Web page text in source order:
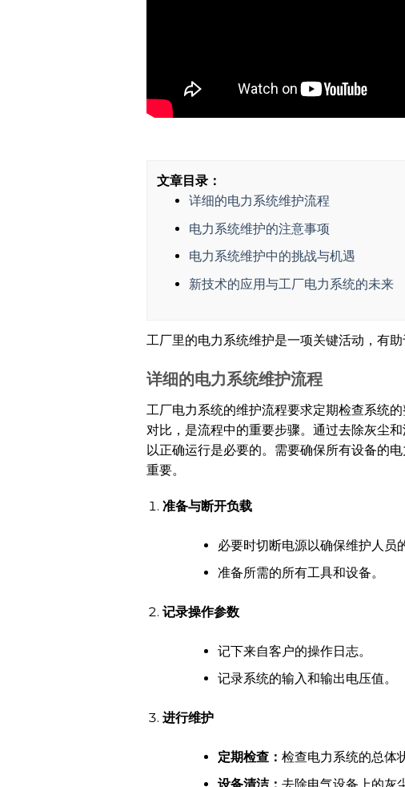
文章目录：
详细的电力系统维护流程
电力系统维护的注意事项
电力系统维护中的挑战与机遇
新技术的应用与工厂电力系统的未来
工厂里的电力系统维护是一项关键活动，有
详细的电力系统维护流程
工厂电力系统的维护流程要求定期检查系统
对比，是流程中的重要步骤。通过去除灰尘
以正确运行是必要的。需要确保所有设备的
重要。
准备与断开负载
必要时切断电源以确保维护人员
准备所需的所有工具和设备。
记录操作参数
记下来自客户的操作日志。
记录系统的输入和输出电压值。
进行维护
定期检查： 检查电力系统的总体